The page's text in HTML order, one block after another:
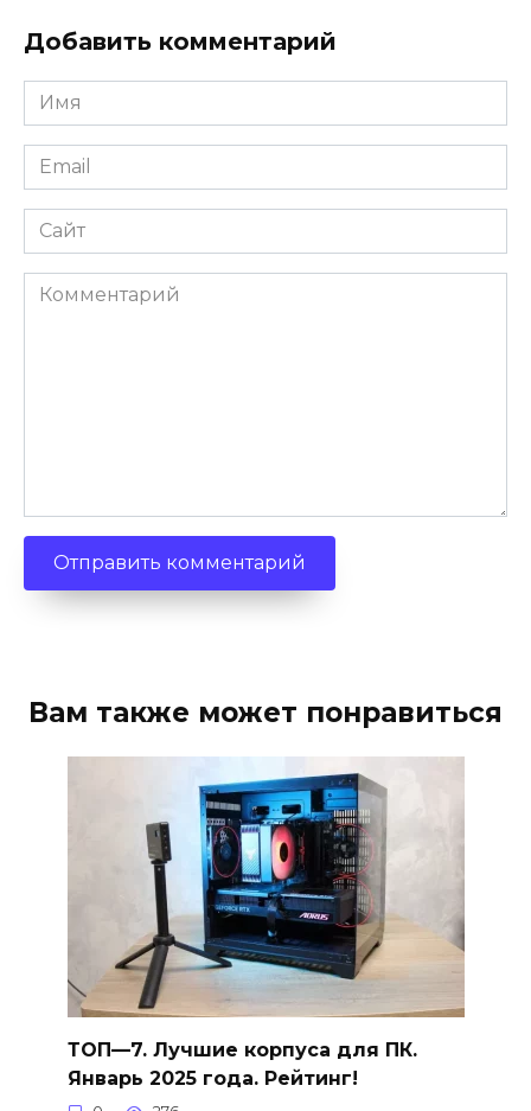
Добавить комментарий
Имя
Email
Сайт
Комментарий
Вам также может понравиться
ТОП—7. Лучшие корпуса для ПК.
Январь 2025 года. Рейтинг!